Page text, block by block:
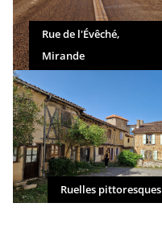
Rue de l'Évêché,
Mirande
Ruelles pittoresques